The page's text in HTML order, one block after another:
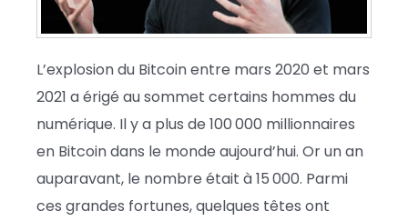
L’explosion du Bitcoin entre mars 2020 et mars
2021 a érigé au sommet certains hommes du
numérique. Il y a plus de 100 000 millionnaires
en Bitcoin dans le monde aujourd’hui. Or un an
auparavant, le nombre était à 15 000. Parmi
ces grandes fortunes, quelques têtes ont